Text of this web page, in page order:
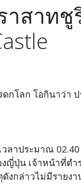
สาทชู
ดกโลก โอกินาว่า
วลาประมาณ
ญี่ปุ่น เจ้าหน้าที่ต
งกล่าวไม่มีรายงา